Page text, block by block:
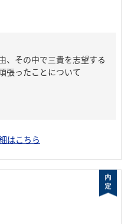
、その中で三貴を志望する
張ったことについて
はこちら